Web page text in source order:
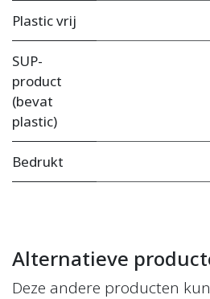
Plastic vrij
SUP-
product
(bevat
plastic)
Bedrukt
Alternatieve
Deze andere producten